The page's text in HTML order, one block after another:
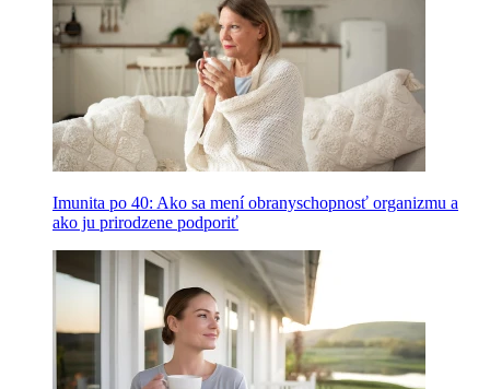
Imunita po 40: Ako sa mení obranyschopnosť organizmu a
ako ju prirodzene podporiť